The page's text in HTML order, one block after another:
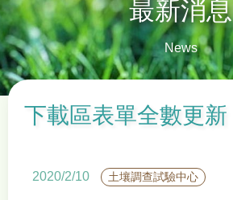
最新消息
News
下載區表單全數更新
2020/2/10 土壤調查試驗中心